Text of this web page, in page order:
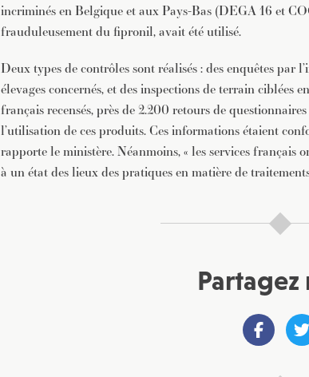
incriminés en Belgique et aux Pays-Bas (DEGA 16 et
frauduleusement du fipronil, avait été utilisé.
Deux types de contrôles sont réalisés : des enquêtes par
élevages concernés, et des inspections de terrain ciblées
français recensés, près de 2.200 retours de
l’utilisation de ces produits. Ces informations étaient
rapporte le ministère. Néanmoins, « les services français
à un état des lieux des pratiques en matière de
Partagez